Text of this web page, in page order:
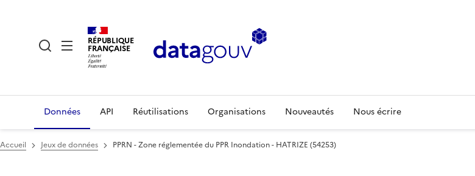
RÉPUBLIQUE
FRANÇAISE
Données API Réutilisations Organisations Nouveautés Nous écrire
Accueil Jeux de données PPRN - Zone réglementée du PPR Inondation - HATRIZE (54253)